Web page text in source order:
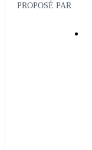
PROPOSÉ PAR